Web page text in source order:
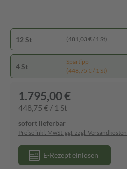
12 St (481,03 € / 1 St)
4 St
Spartipp
(448,75 € / 1 St)
1.795,00 €
448,75 € / 1 St
sofort lieferbar
Preise inkl. MwSt. ggf. zzgl. Versandkosten
E-Rezept einlösen